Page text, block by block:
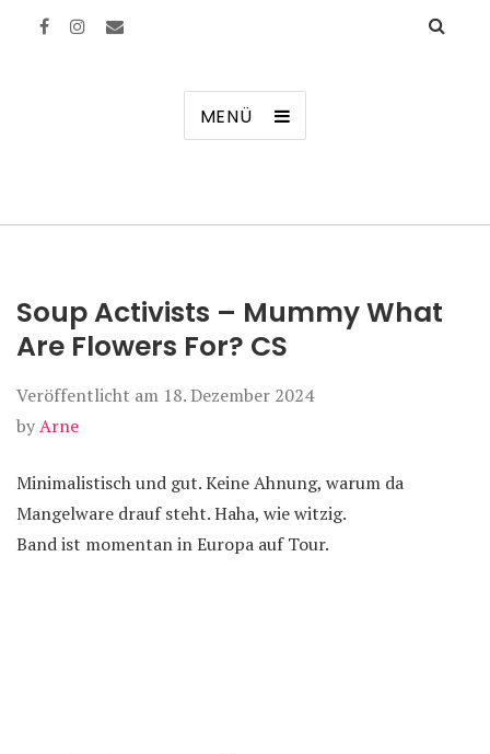
MENÜ
Soup Activists – Mummy What
Are Flowers For? CS
Veröffentlicht am 18. Dezember 2024
byArne
Minimalistisch und gut. Keine Ahnung, warum da
Mangelware drauf steht. Haha, wie witzig.
Band ist momentan in Europa auf Tour.